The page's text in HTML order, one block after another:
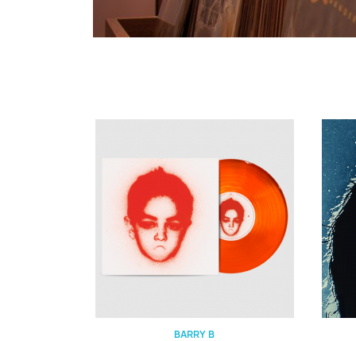
Vista rápida
BARRY B